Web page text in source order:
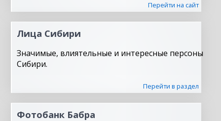
Перейти на сайт
Лица Сибири
Значимые, влиятельные и интересные персоны
Сибири.
Перейти в раздел
Фотобанк Бабра